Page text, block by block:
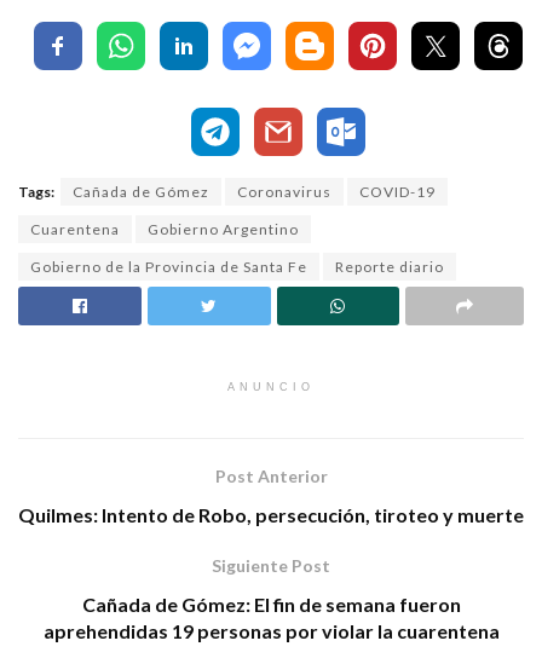
Tags: Cañada de Gómez Coronavirus COVID-19
Cuarentena Gobierno Argentino
Gobierno de la Provincia de Santa Fe Reporte diario
ANUNCIO
Post Anterior
Quilmes: Intento de Robo, persecución, tiroteo y muerte
Siguiente Post
Cañada de Gómez: El fin de semana fueron
aprehendidas 19 personas por violar la cuarentena